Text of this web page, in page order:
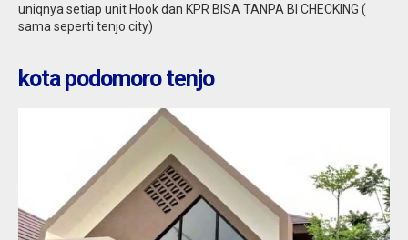
uniqnya setiap unit Hook dan KPR BISA TANPA BI CHECKING (
sama seperti tenjo city)
kota podomoro tenjo